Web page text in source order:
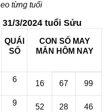
từng tuổi
3/2024 tuổi Sửu
QUÁI
SỐ
CON SỐ MAY
MẮN HÔM NAY
6 16 67 99
9 52 28 46